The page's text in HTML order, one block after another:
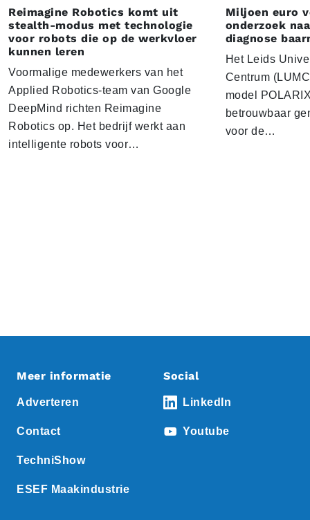
Reimagine Robotics komt uit
stealth-modus met technologie
voor robots die op de werkvloer
kunnen leren
Voormalige medewerkers van het
Applied Robotics-team van Google
DeepMind richten Reimagine
Robotics op. Het bedrijf werkt aan
intelligente robots voor…
Miljoen euro
onderzoek
diagnose
Het Leids
Centrum
model
betrouwbaar
voor de…
Meer informatie
Adverteren
Contact
TechniShow
ESEF Maakindustrie
Social
LinkedIn
Youtube